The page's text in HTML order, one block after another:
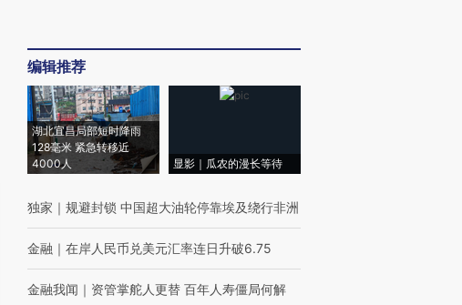
编辑推荐
湖北宜昌局部短时降雨
128毫米 紧急转移近
4000人
显影｜瓜农的漫长等待
独家 ｜ 规避封锁 中国超大油轮停靠埃及绕行非洲
金融 ｜ 在岸人民币兑美元汇率连日升破6.75
金融我闻 ｜ 资管掌舵人更替 百年人寿僵局何解